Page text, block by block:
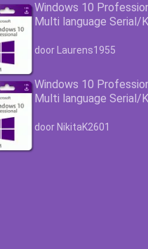
Windows 10
Multi language Serial/
Waardering4.63uit 5
door Laurens1955
Windows 10
Multi language Serial/
Waardering4.63
door NikitaK2601